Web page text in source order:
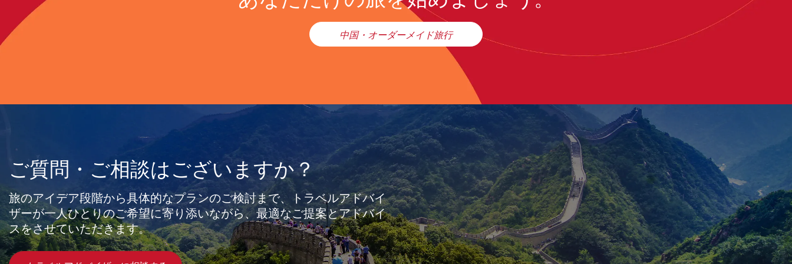
中国・オーダーメイド旅行
ご質問・ご相談はございますか？
旅のアイデア段階から具体的なプランのご検討まで、トラベルアドバイ
ザーが一人ひとりのご希望に寄り添いながら、最適なご提案とアドバイ
スをさせていただきます。